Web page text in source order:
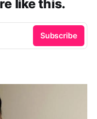
like this.
Subscribe